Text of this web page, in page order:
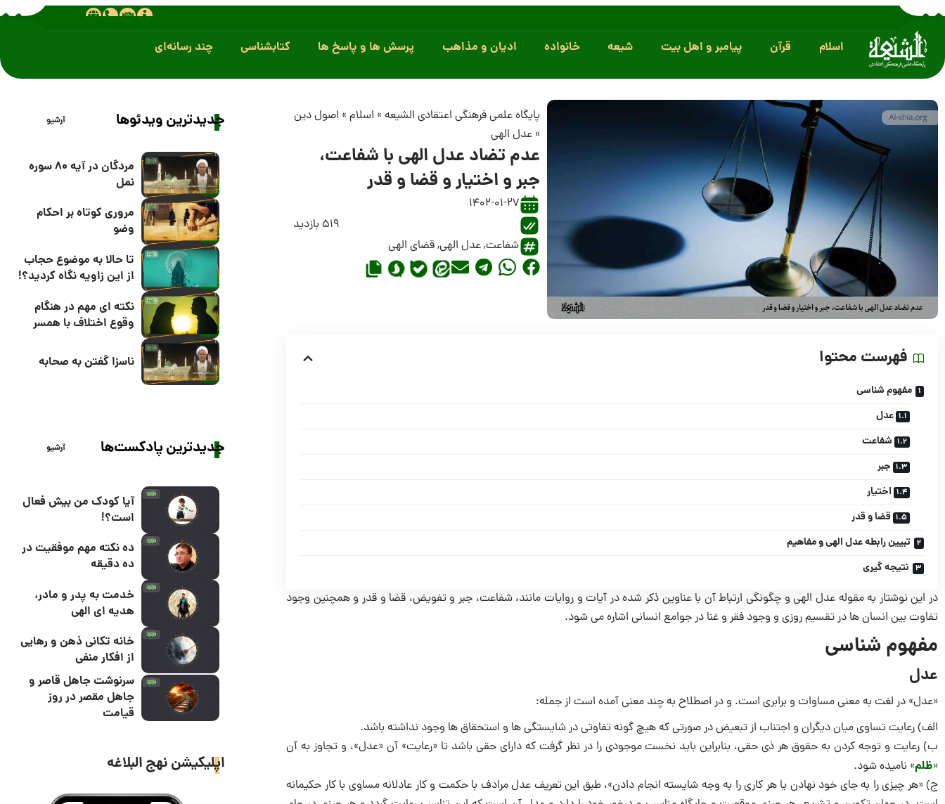
اسلام قرآن پیامبر و اهل بیت شیعه خانواده ادیان و مذاهب پرسش ها و پاسخ ها کتابشناسی چند رسانه‌ای
پایگاه علمی فرهنگی اعتقادی الشیعه » اسلام » اصول دین
»عدل الهی
عدم تضاد عدل الهی با شفاعت،
جبر و اختیار و قضا و قدر
1402-01-27
519 بازدید
شفاعت,عدل الهی,قضای الهی
فهرست محتوا
مفهوم شناسی
عدل
شفاعت
جبر
اختیار
قضا و قدر
تبیین رابطه عدل الهی و مفاهیم
نتیجه گیری
در این نوشتار به مقوله عدل الهی و چگونگی ارتباط آن با عناوين ذکر شده در آیات و روايات مانند، شفاعت، جبر و تفویض، قضا و قدر و همچنین وجود
تفاوت بین انسان ها در تقسيم روزی و وجود فقر و غنا در جوامع انسانى اشاره می شود.
مفهوم شناسی
عدل
«عدل» در لغت به معنی مساوات و برابری است. و در اصطلاح به چند معنی آمده است از جمله:
الف) رعایت تساوی میان دیگران و اجتناب از تبعیض در صورتی که هیچ گونه تفاوتی در شایستگی‌ ها و استحقاق‌ ها وجود نداشته باشد.
ب) رعایت و توجه کردن به حقوق هر ذی‌ حقی، بنابراین باید نخست موجودی را در نظر گرفت که دارای حقی باشد تا «رعایت» آن «عدل»، و تجاوز به آن
«ظلم» نامیده شود.
ج) «هر چیزی را به جای خود نهادن یا هر کاری را به وجه شایسته انجام دادن»، طبق این تعریف عدل مرادف با حکمت و کار عادلانه مساوی با کار حکیمانه
جدیدترین ویدئوها آرشیو
مردگان در آیه 80 سوره
نمل
مروری کوتاه بر احکام
وضو
تا حالا به موضوع حجاب
از این زاویه نگاه کردید؟!
نکته ای مهم در هنگام
وقوع اختلاف با همسر
ناسزا گفتن به صحابه
جدیدترین پادکست‌ها آرشیو
آیا کودک من بیش فعال
است؟!
ده نکته مهم موفقیت در
ده دقیقه
خدمت به پدر و مادر،
هدیه ای الهی
خانه تکانی ذهن و رهایی
از افکار منفی
سرنوشت جاهل قاصر و
جاهل مقصر در روز
قیامت
اپلیکیشن نهج البلاغه